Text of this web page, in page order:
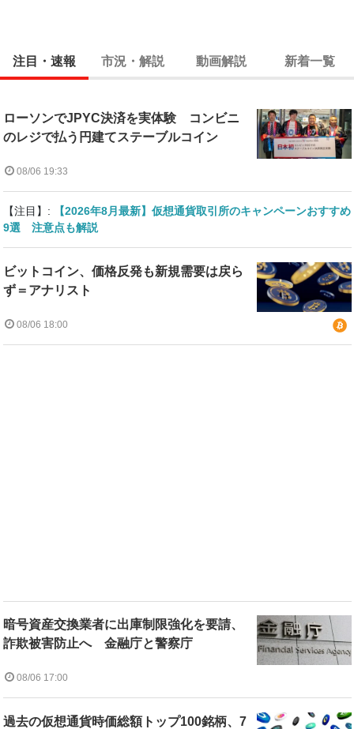
注目・速報 市況・解説 動画解説 新着一覧
ローソンでJPYC決済を実体験 コンビニ
のレジで払う円建てステーブルコイン
08/06 19:33
【注目】:
【2026年8月最新】仮想通貨取引所のキャンペーンおすすめ
9選 注意点も解説
ビットコイン、価格反発も新規需要は戻ら
ず＝アナリスト
08/06 18:00
暗号資産交換業者に出庫制限強化を要請、
詐欺被害防止へ 金融庁と警察庁
08/06 17:00
過去の仮想通貨時価総額トップ100銘柄、7